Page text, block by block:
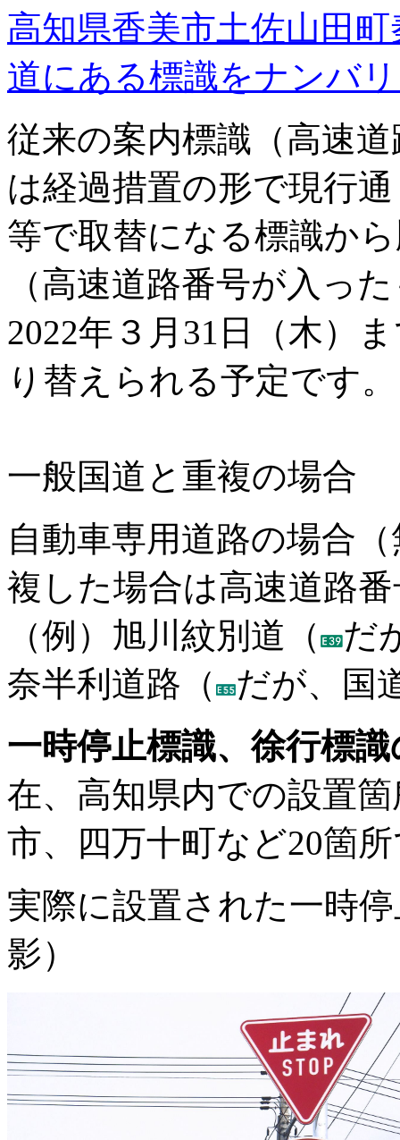
高知県香美市土佐山田
道にある標識をナンバ
従来の案内標識（高速
は経過措置の形で現行
等で取替になる標識か
（高速道路番号が入っ
2022年３月 31 日（木）
り替えられる予定です。
一般国道と重複の場合
自動車専用道路の場合
複した場合は高速道路
（例）旭川紋別道（
だ
奈半利道路（
だが、国
一時停止標識、徐行標
在、高知県内での設置
市、四万十町など20箇
実際に設置された一時
影）